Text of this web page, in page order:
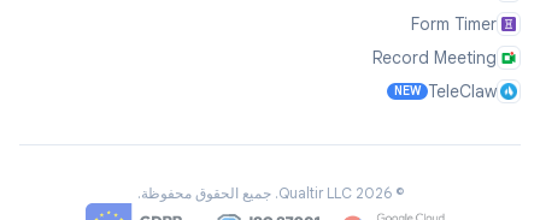
Form Timer
Record Meeting
TeleClaw
NEW
©
2026
Qualtir LLC. جميع الحقوق محفوظة.